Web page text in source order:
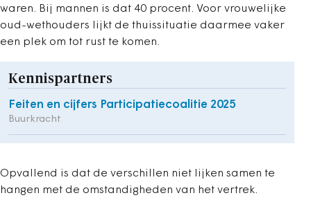
waren. Bij mannen is dat 40 procent. Voor vrouwelijke
oud-wethouders lijkt de thuissituatie daarmee vaker
een plek om tot rust te komen.
Kennispartners
Feiten en cijfers Participatiecoalitie 2025
Buurkracht
Opvallend is dat de verschillen niet lijken samen te
hangen met de omstandigheden van het vertrek.